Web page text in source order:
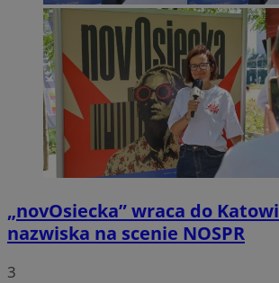
„novOsiecka” wraca do
nazwiska na scenie NOSPR
3